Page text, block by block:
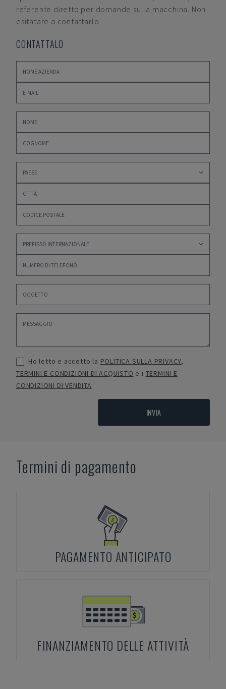
referente diretto per domande sulla macchina. Non
esitatare a contattarlo.
CONTATTALO
Ho letto e accetto la POLITICA SULLA PRIVACY,
TERMINI E CONDIZIONI DI ACQUISTO e i TERMINI E
CONDIZIONI DI VENDITA
INVIA
Termini di pagamento
PAGAMENTO ANTICIPATO
FINANZIAMENTO DELLE ATTIVITÀ